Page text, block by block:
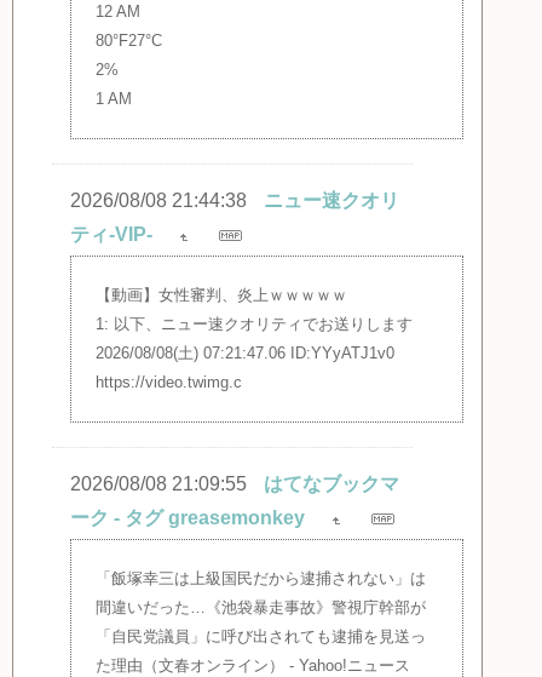
12 AM
80°F27°C
2%
1 AM
2026/08/08 21:44:38
ニュー速クオリ
ティ-VIP-
【動画】女性審判、炎上ｗｗｗｗｗ
1: 以下、ニュー速クオリティでお送りします
2026/08/08(土) 07:21:47.06 ID:YYyATJ1v0
https://video.twimg.c
2026/08/08 21:09:55
はてなブックマ
ーク - タグ greasemonkey
「飯塚幸三は上級国民だから逮捕されない」は
間違いだった…《池袋暴走事故》警視庁幹部が
「自民党議員」に呼び出されても逮捕を見送っ
た理由（文春オンライン） - Yahoo!ニュース